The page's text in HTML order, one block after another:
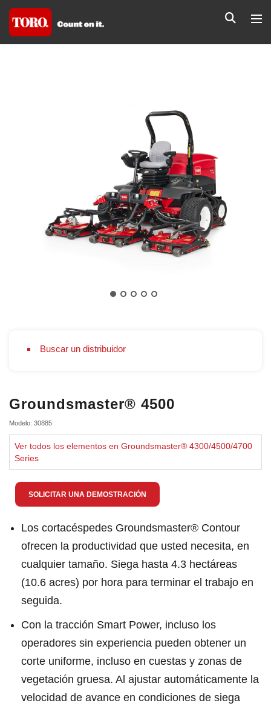
Buscar un distribuidor
Groundsmaster® 4500
Modelo: 30885
Ver todos los elementos en Groundsmaster® 4300/4500/4700
Series
SOLICITAR UNA DEMOSTRACIÓN
Los cortacéspedes Groundsmaster® Contour
ofrecen la productividad que usted necesita, en
cualquier tamaño. Siega hasta 4.3 hectáreas
(10.6 acres) por hora para terminar el trabajo en
seguida.
Con la tracción Smart Power, incluso los
operadores sin experiencia pueden obtener un
corte uniforme, incluso en cuestas y zonas de
vegetación gruesa. Al ajustar automáticamente la
velocidad de avance en condiciones de siega